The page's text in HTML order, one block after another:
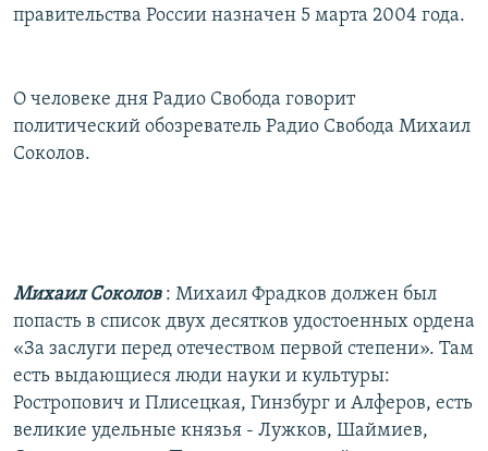
правительства России назначен 5 марта 2004 года.
О человеке дня Радио Свобода говорит
политический обозреватель Радио Свобода Михаил
Соколов.
Михаил Соколов : Михаил Фрадков должен был
попасть в список двух десятков удостоенных ордена
«За заслуги перед отечеством первой степени». Там
есть выдающиеся люди науки и культуры:
Ростропович и Плисецкая, Гинзбург и Алферов, есть
великие удельные князья - Лужков, Шаймиев,